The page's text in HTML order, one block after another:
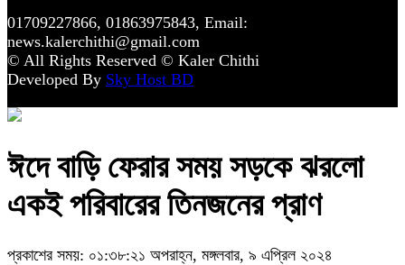
01709227866, 01863975843, Email:
news.kalerchithi@gmail.com
© All Rights Reserved © Kaler Chithi
Developed By Sky Host BD
ঈদে বাড়ি ফেরার সময় সড়কে ঝরলো
একই পরিবারের তিনজনের প্রাণ
প্রকাশের সময়: ০১:৩৮:২১ অপরাহ্ন, মঙ্গলবার, ৯ এপ্রিল ২০২৪